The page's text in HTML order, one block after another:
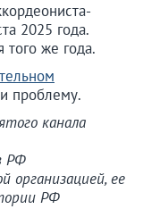
2025 года.
того же года.
проблему.
канала
РФ
организацией, ее
РФ